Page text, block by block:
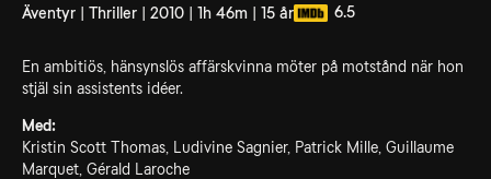
Äventyr | Thriller | 2010 | 1h 46m | 15 år 6.5
En ambitiös, hänsynslös affärskvinna möter på motstånd när hon
stjäl sin assistents idéer.
Med:
Kristin Scott Thomas, Ludivine Sagnier, Patrick Mille, Guillaume
Marquet, Gérald Laroche